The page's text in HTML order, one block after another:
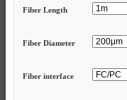
Fiber Length
Fiber Diameter
Fiber interface